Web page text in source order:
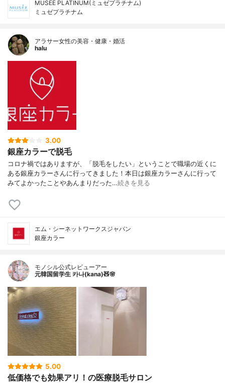
MUSEE PLATINUM(ミュゼプラチナム)
ミュゼプラチナム
アラサー女性の美容・健康・婚活
halu
3.00
銀座カラーで脱毛
コロナ禍ではありますが、「脱毛をしたい」ということで職場の近くに
ある銀座カラーさんに行ってきました！本日は銀座カラーさんに行って
みてよかったことやあんまりだった…続きを見る
エム・シーネットワークスジャパン
銀座カラー
モノシル公式レビューアー
元韓国留学生 카나(kana)🧸🌸
5.00
低価格でも効果アリ！の医療脱毛サロン